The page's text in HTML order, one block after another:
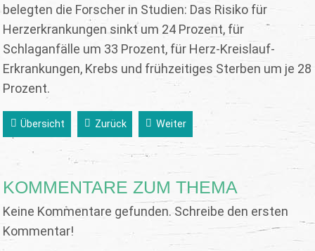
belegten die Forscher in Studien: Das Risiko für
Herzerkrankungen sinkt um 24 Prozent, für
Schlaganfälle um 33 Prozent, für Herz-Kreislauf-
Erkrankungen, Krebs und frühzeitiges Sterben um je 28
Prozent.
Übersicht Zurück Weiter
KOMMENTARE ZUM THEMA
Keine Kommentare gefunden. Schreibe den ersten
Kommentar!